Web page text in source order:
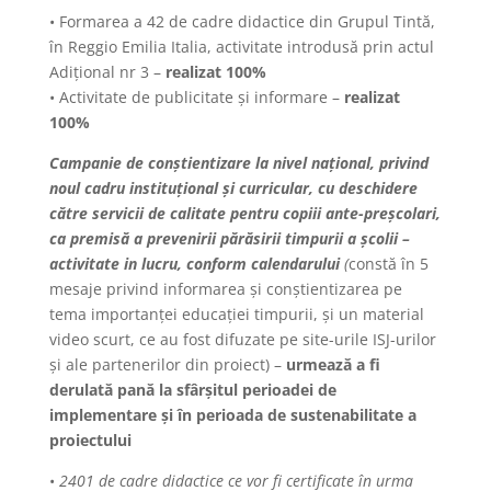
• Formarea a 42 de cadre didactice din Grupul Tintă,
în Reggio Emilia Italia, activitate introdusă prin actul
Adițional nr 3 –realizat 100%
• Activitate de publicitate și informare – realizat
100%
Campanie de conștientizare la nivel național, privind
noul cadru instituțional și curricular, cu deschidere
către servicii de calitate pentru copiii ante-preșcolari,
ca premisă a prevenirii părăsirii timpurii a școlii –
activitate in lucru, conform calendarului(constă în 5
mesaje privind informarea și conștientizarea pe
tema importanței educației timpurii, și un material
video scurt, ce au fost difuzate pe site-urile ISJ-urilor
și ale partenerilor din proiect) – urmează a fi
derulată pană la sfârșitul perioadei de
implementare și în perioada de sustenabilitate a
proiectului
• 2401 de cadre didactice ce vor fi certificate în urma